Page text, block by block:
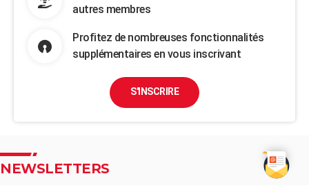
autres membres
Profitez de nombreuses fonctionnalités
supplémentaires en vous inscrivant
S'INSCRIRE
NEWSLETTERS